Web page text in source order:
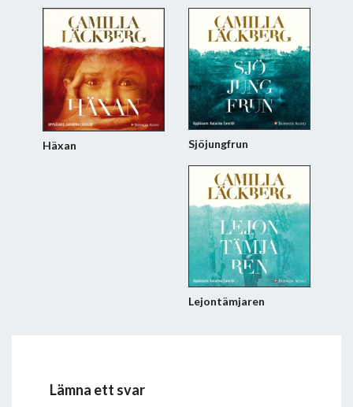
Häxan Sjöjungfrun
Lejontämjaren
Lämna ett svar